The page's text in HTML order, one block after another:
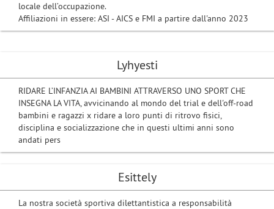
Lyhyesti
RIDARE L’INFANZIA AI BAMBINI ATTRAVERSO UNO SPORT CHE
INSEGNA LA VITA, avvicinando al mondo del trial e dell'off-road
bambini e ragazzi x ridare a loro punti di ritrovo fisici,
disciplina e socializzazione che in questi ultimi anni sono
andati pers
Esittely
La nostra società sportiva dilettantistica a responsabilità
locale dell’occupazione.
Affiliazioni in essere: ASI - AICS e FMI a partire dall'anno 2023